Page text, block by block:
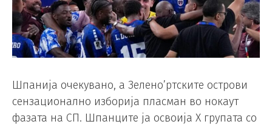
Шпанија очекувано, а Зелено’ртските острови
сензационално изборија пласман во нокаут
фазата на СП. Шпанците ја освоија Х групата со